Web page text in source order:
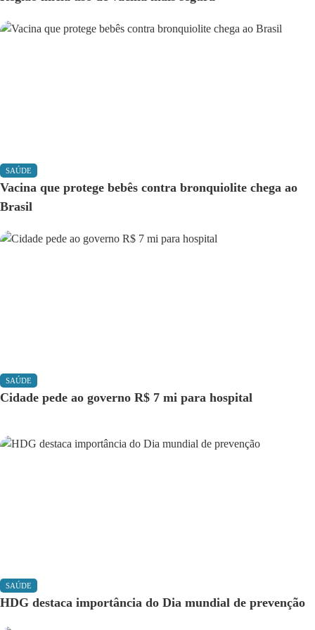
SAÚDE
Vacina que protege bebês contra bronquiolite chega ao
Brasil
SAÚDE
Cidade pede ao governo R$ 7 mi para hospital
SAÚDE
HDG destaca importância do Dia mundial de prevenção